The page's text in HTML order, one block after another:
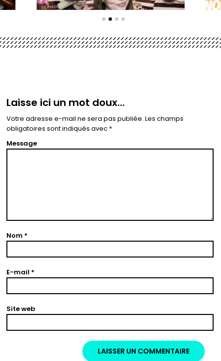
Laisse ici un mot doux...
Votre adresse e-mail ne sera pas publiée. Les champs
obligatoires sont indiqués avec *
Message
Nom *
E-mail *
Site web